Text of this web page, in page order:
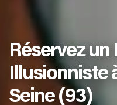
Réservez
Seine (93)